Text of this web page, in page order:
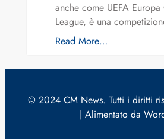
anche come UEFA
League, è una
Read More…
© 2024 CM News. Tutti i diritti
| Alimentato da